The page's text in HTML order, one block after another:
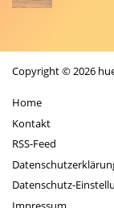
Copyright © 2026
Home
Kontakt
RSS-Feed
Datenschutz-